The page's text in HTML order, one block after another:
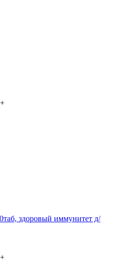
+
здоровый иммунитет д/
+